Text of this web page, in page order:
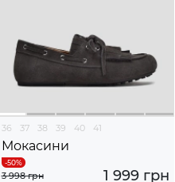
36 37 38 39 40 41
Мокасини
1 999 грн
3 998 грн